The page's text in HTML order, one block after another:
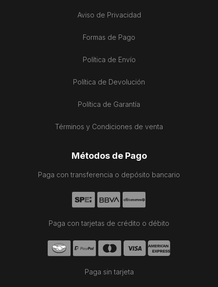
Aviso de Privacidad
Formas de Pago
Política de Envío
Política de Devolución
Política de Garantía
Términos y Condiciones de venta
Métodos de Pago
Paga con transferencia o depósito bancario
Paga con tarjetas de crédito o débito
Paga sin tarjeta